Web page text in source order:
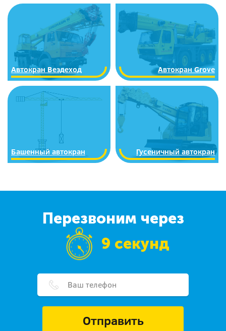
Автокран Вездеход Автокран Grove
Башенный автокран Гусеничный автокран
Перезвоним через
9 секунд
Отправить